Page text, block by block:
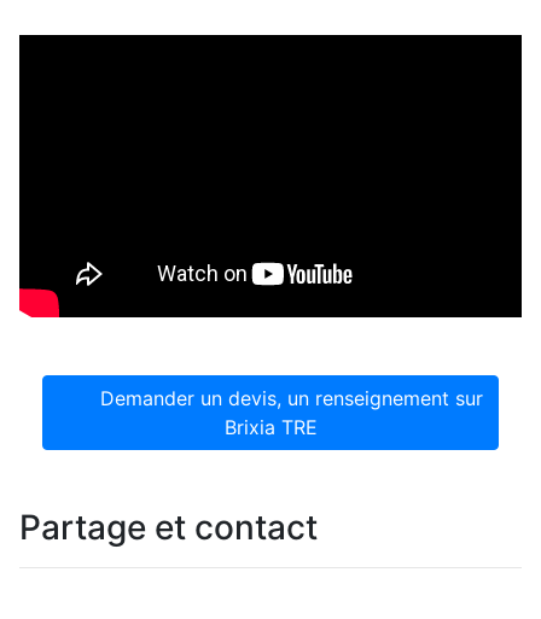
Demander un devis, un renseignement sur
Brixia TRE
Partage et contact